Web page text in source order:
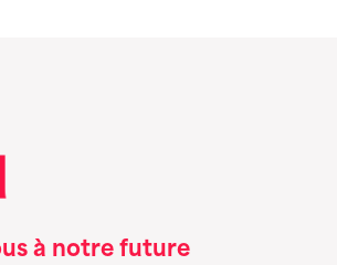
à notre future